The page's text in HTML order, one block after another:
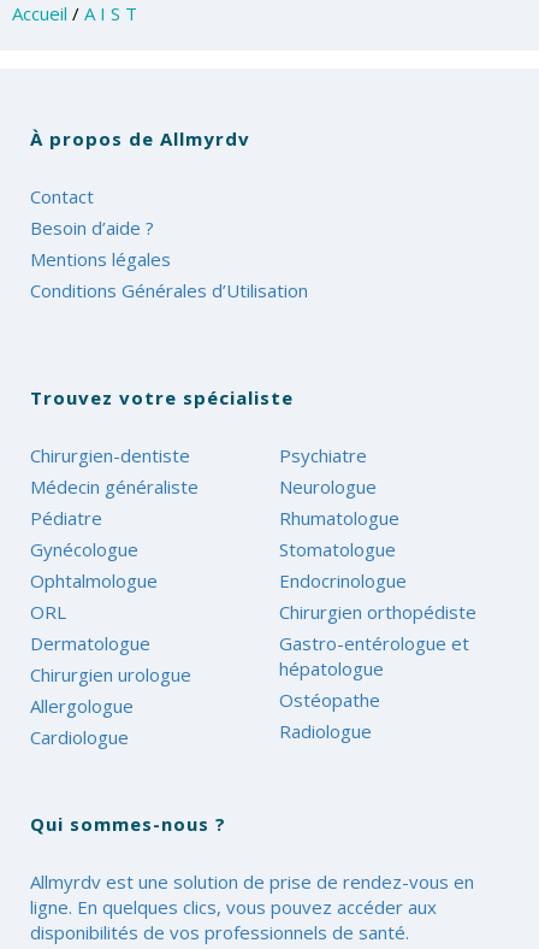
Accueil / A I S T
À propos de Allmyrdv
Contact
Besoin d’aide ?
Mentions légales
Conditions Générales d’Utilisation
Trouvez votre spécialiste
Chirurgien-dentiste
Médecin généraliste
Pédiatre
Gynécologue
Ophtalmologue
ORL
Dermatologue
Chirurgien urologue
Allergologue
Cardiologue
Psychiatre
Neurologue
Rhumatologue
Stomatologue
Endocrinologue
Chirurgien orthopédiste
Gastro-entérologue et
hépatologue
Ostéopathe
Radiologue
Qui sommes-nous ?
Allmyrdv est une solution de prise de rendez-vous en
ligne. En quelques clics, vous pouvez accéder aux
disponibilités de vos professionnels de santé.